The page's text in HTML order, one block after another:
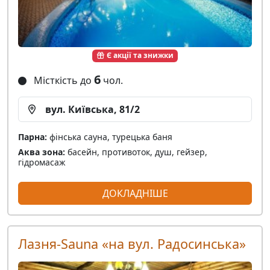
Є акції та знижки
Місткість до 6 чол.
вул. Київська, 81/2
Парна: фінська сауна, турецька баня
Аква зона: басейн, противоток, душ, гейзер,
гідромасаж
ДОКЛАДНІШЕ
Лазня-Sauna «на вул. Радосинська»